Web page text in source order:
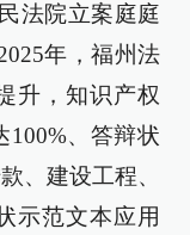
法院立案庭庭
年，福州法
升，知识产权
100%、答辩状
、建设工程、
示范文本应用